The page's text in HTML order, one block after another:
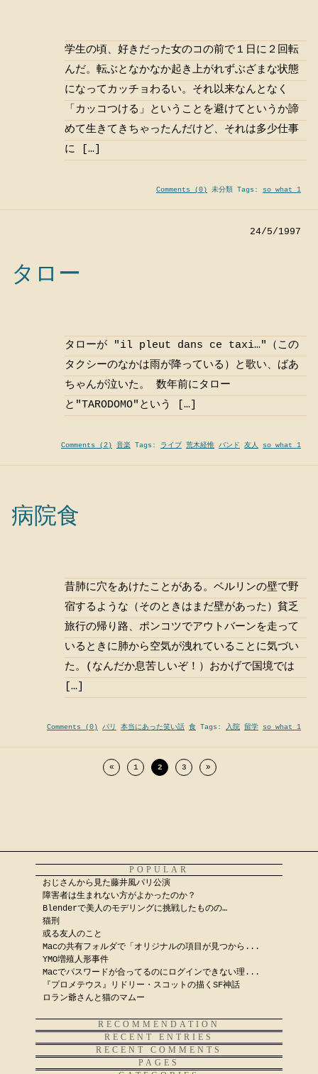
学生の頃、好きだった女のコの前で１日に２回転
んだ。転ぶとなかなか起き上がれずぶざまな状態
になってカッチョわるい。それ以来なんとなく
「カッコつける」ということを避けてというか諦
めて生きてきちゃったんだけど、それは多少仕事
に […]
Comments (0) 未分類 Tags: so what 1
24/5/1997
タロー
タローが "il pleut dans ce taxi…"（この
タクシーのなかは雨が降っている）と歌い、ばあ
ちゃんが泣いた。 数年前にタロー
と"TARODOMO"という […]
Comments (2) 音楽 Tags: ライブ 荒木経惟 バンド 友人 so what 1
病院食
昔肺に穴をあけたことがある。ベルリンの壁で野
宿するような（そのときはまだ壁があった）貧乏
旅行の帰り路、ポンコツでアウトバーンを走って
いるときに肺から空気が洩れていることに気づい
た。(なんだか息苦しいぞ！）おかげで国境では
[…]
Comments (0) パリ 本当にあった笑い話 食 Tags: 入院 留学 so what 1
« 1 2 3 »
POPULAR
おじさんから見た藤井風パリ公演
障害者は生まれない方がよかったのか？
Blenderで美人のモデリングに挑戦したものの…
猫刑
或る友人のこと
Macの共有フォルダで「オリジナルの項目が見つから...
YMO増殖人形事件
Macでパスワードが合ってるのにログインできない理...
『プロメテウス』リドリー・スコットの描くSF神話
ロラン爺さんと猫のマムー
RECOMMENDATION
RECENT ENTRIES
RECENT COMMENTS
PAGES